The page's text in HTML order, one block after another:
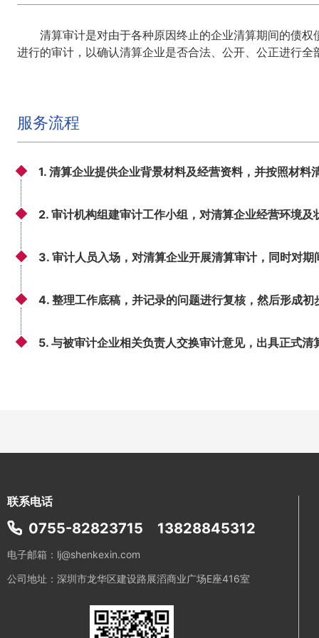
清算审计是对由于各种原因终止的企业清算期间的债
进行的审计，以确认清算企业是否合法、公开、公正进行
服务流程
1. 清算企业提供企业背景材料及经营资料，并按照材料
2. 审计机构组建审计工作小组，对清算企业经营环境
3. 审计人员入场，对清算企业开展清算审计，同时对
4. 整理工作底稿，并记录的问题进行复核，然后形成初
5. 与被审计企业相关负责人交换审计意见，出具正式清
联系电话
0755-82823715 13828845312
电子邮箱：lj@shenkexin.com
公司地址：深圳市龙华区建设路展滔商业广场E座416室